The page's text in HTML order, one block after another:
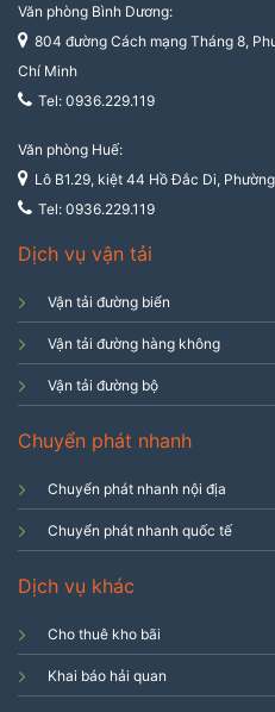
Văn phòng Bình Dương:
804 đường Cách mạng Tháng 8,
Chí Minh
Tel: 0936.229.119
Văn phòng Huế:
Lô B1.29, kiệt 44 Hồ Đắc Di,
Tel: 0936.229.119
Dịch vụ vận tải
Vận tải đường biển
Vận tải đường hàng không
Vận tải đường bộ
Chuyển phát nhanh
Chuyển phát nhanh nội địa
Chuyển phát nhanh quốc tế
Dịch vụ khác
Cho thuê kho bãi
Khai báo hải quan